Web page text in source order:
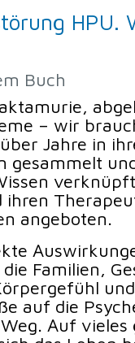
HPU.
Buch
– wir
Jahre in
gesammelt
ihren
angeboten.
Familien,
auf die
Auf vieles